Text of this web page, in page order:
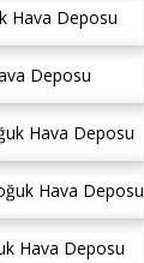
Hava Deposu
Deposu
Hava Deposu
Hava Deposu
Hava Deposu